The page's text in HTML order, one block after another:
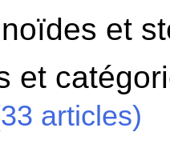
et
et
articles)